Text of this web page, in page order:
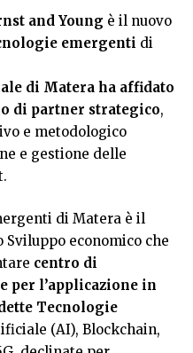
and Young è il nuovo
emergenti di
di Matera ha affidato
di partner strategico,
e metodologico
e gestione delle
di Matera è il
economico che
centro di
l’applicazione in
Tecnologie
(AI), Blockchain,